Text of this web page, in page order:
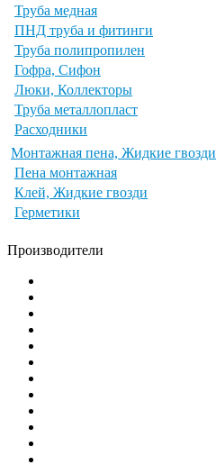
Труба медная
ПНД труба и фитинги
Труба полипропилен
Гофра, Сифон
Люки, Коллекторы
Труба металлопласт
Расходники
Монтажная пена, Жидкие гвозди
Пена монтажная
Клей, Жидкие гвозди
Герметики
Производители